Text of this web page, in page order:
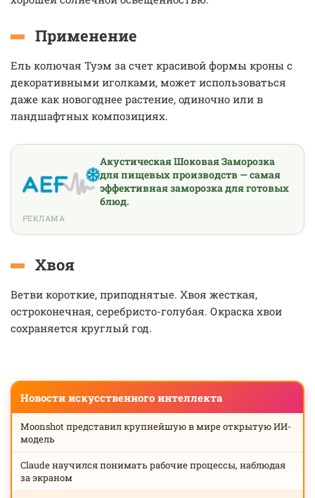
Применение
Ель колючая Туэм за счет красивой формы кроны с
декоративными иголками, может использоваться
даже как новогоднее растение, одиночно или в
ландшафтных композициях.
Акустическая Шоковая Заморозка
для пищевых производств — самая
эффективная заморозка для готовых
блюд.
РЕКЛАМА
Хвоя
Ветви короткие, приподнятые. Хвоя жесткая,
остроконечная, серебристо-голубая. Окраска хвои
сохраняется круглый год.
Новости искусственного интеллекта
Moonshot представил крупнейшую в мире открытую ИИ-
модель
Claude научился понимать рабочие процессы, наблюдая
за экраном